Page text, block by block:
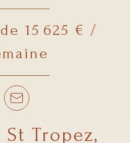
15 625 € /
St Tropez,